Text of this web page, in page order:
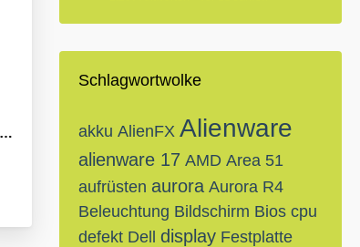
Schlagwortwolke
akku AlienFX Alienware
alienware 17 AMD Area 51
aufrüsten aurora Aurora R4
Beleuchtung Bildschirm Bios cpu
defekt Dell display Festplatte